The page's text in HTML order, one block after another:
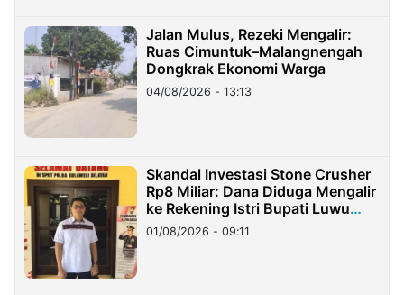
Jalan Mulus, Rezeki Mengalir:
Ruas Cimuntuk–Malangnengah
Dongkrak Ekonomi Warga
04/08/2026 - 13:13
Skandal Investasi Stone Crusher
Rp8 Miliar: Dana Diduga Mengalir
ke Rekening Istri Bupati Luwu
Timur
01/08/2026 - 09:11